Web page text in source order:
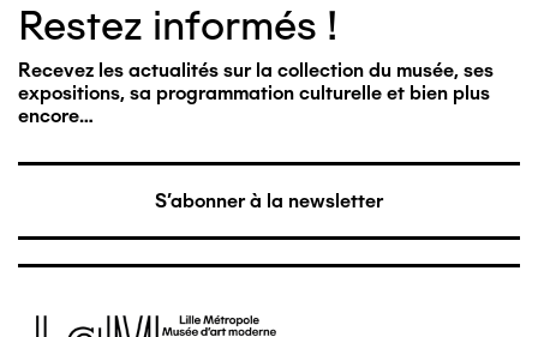
Restez informés !
Recevez les actualités sur la collection du musée, ses
expositions, sa programmation culturelle et bien plus
encore…
S'abonner à la newsletter
Image